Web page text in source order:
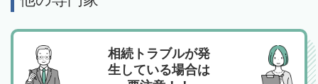
相続トラブルが発
生している場合は